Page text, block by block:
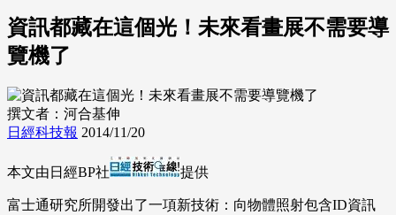
資訊都藏在這個光！未來看畫展不需要導
覽機了
撰文者：河合基伸
日經科技報 2014/11/20
本文由日經BP社 提供
富士通研究所開發出了一項新技術：向物體照射包含ID資訊